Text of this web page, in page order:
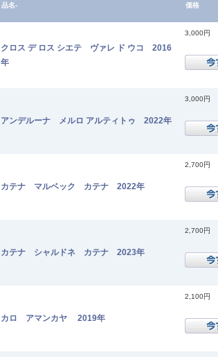
品名- 価格
クロス デ ロス シエテ ヴァレ ド ウコ 2016
年
3,000円
アンデルーナ メルロ アルティトゥ 2022年
3,000円
カテナ マルベック カテナ 2022年
2,700円
カテナ シャルドネ カテナ 2023年
2,700円
カロ アマンカヤ 2019年
2,100円